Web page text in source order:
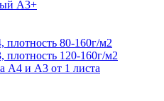
А3+
плотность 80-160г/м2
плотность 120-160г/м2
А4 и А3 от 1 листа